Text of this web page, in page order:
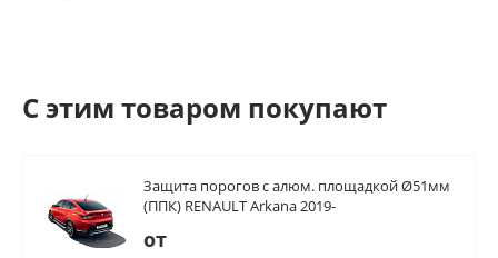
C этим товаром покупают
Защита порогов с алюм. площадкой Ø51мм
(ППК) RENAULT Arkana 2019-
от